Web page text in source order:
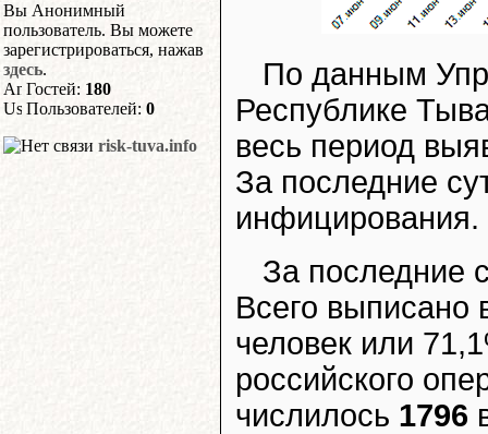
Вы Анонимный
пользователь. Вы можете
зарегистрироваться, нажав
здесь.
Гостей: 180
Пользователей: 0
risk-tuva.info
По данным
Республике
весь период
За последние
инфицирования.
За последние
Всего выписано
человек или
российского
числилось 1796